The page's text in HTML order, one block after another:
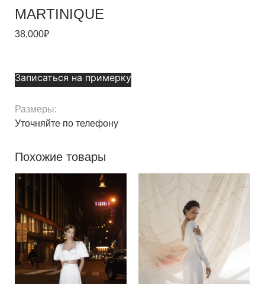
MARTINIQUE
38,000₽
Записаться на примерку
Размеры:
Уточняйте по телефону
Похожие товары